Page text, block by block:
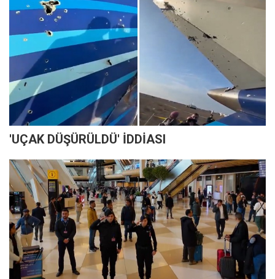
'UÇAK DÜŞÜRÜLDÜ' İDDİASI